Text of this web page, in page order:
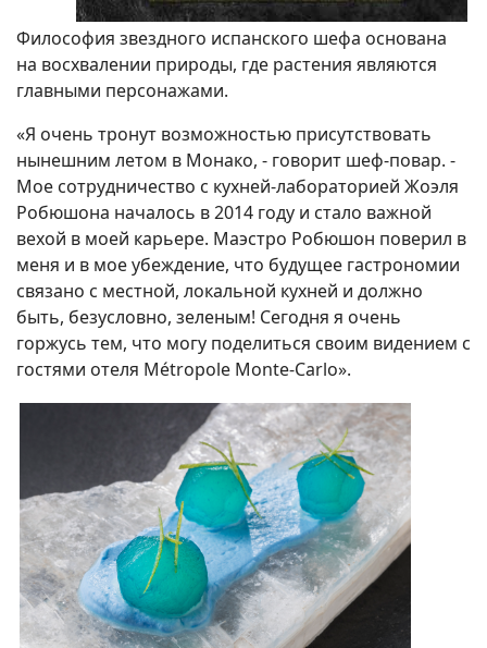
Философия звездного испанского шефа основана
на восхвалении природы, где растения являются
главными персонажами.
«Я очень тронут возможностью присутствовать
нынешним летом в Монако, - говорит шеф-повар. -
Мое сотрудничество с кухней-лабораторией Жоэля
Робюшона началось в 2014 году и стало важной
вехой в моей карьере. Маэстро Робюшон поверил в
меня и в мое убеждение, что будущее гастрономии
связано с местной, локальной кухней и должно
быть, безусловно, зеленым! Сегодня я очень
горжусь тем, что могу поделиться своим видением с
гостями отеля Métropole Monte-Carlo».